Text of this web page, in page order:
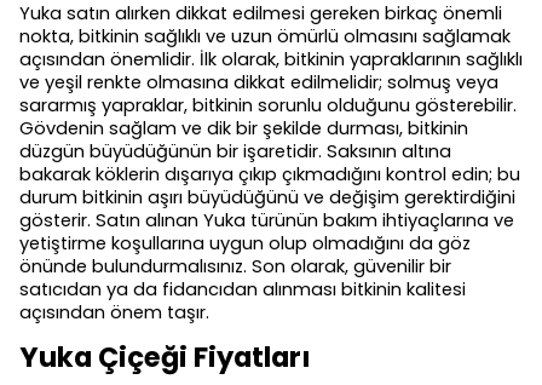
Yuka satın alırken dikkat edilmesi gereken birkaç önemli
nokta, bitkinin sağlıklı ve uzun ömürlü olmasını sağlamak
açısından önemlidir. İlk olarak, bitkinin yapraklarının sağlıklı
ve yeşil renkte olmasına dikkat edilmelidir; solmuş veya
sararmış yapraklar, bitkinin sorunlu olduğunu gösterebilir.
Gövdenin sağlam ve dik bir şekilde durması, bitkinin
düzgün büyüdüğünün bir işaretidir. Saksının altına
bakarak köklerin dışarıya çıkıp çıkmadığını kontrol edin; bu
durum bitkinin aşırı büyüdüğünü ve değişim gerektirdiğini
gösterir. Satın alınan Yuka türünün bakım ihtiyaçlarına ve
yetiştirme koşullarına uygun olup olmadığını da göz
önünde bulundurmalısınız. Son olarak, güvenilir bir
satıcıdan ya da fidancıdan alınması bitkinin kalitesi
açısından önem taşır.
Yuka Çiçeği Fiyatları